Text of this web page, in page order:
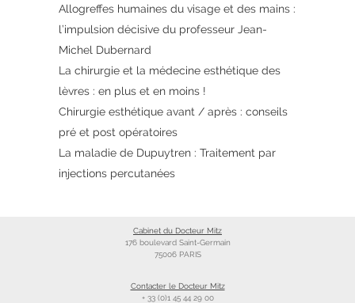
Allogreffes humaines du visage et des mains :
l’impulsion décisive du professeur Jean-
Michel Dubernard
La chirurgie et la médecine esthétique des
lèvres : en plus et en moins !
Chirurgie esthétique avant / après : conseils
pré et post opératoires
La maladie de Dupuytren : Traitement par
injections percutanées
Cabinet du Docteur Mitz
176 boulevard Saint-Germain
75006 PARIS
Contacter le Docteur Mitz
+ 33 (0)1 45 44 29 00